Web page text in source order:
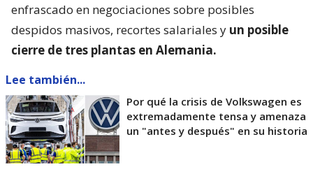
enfrascado en negociaciones sobre posibles
despidos masivos, recortes salariales y un posible
cierre de tres plantas en Alemania.
Lee también...
Por qué la crisis de Volkswagen es
extremadamente tensa y amenaza
un "antes y después" en su historia